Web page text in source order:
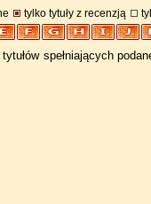
tylko tytuły z recenzją
spełniających